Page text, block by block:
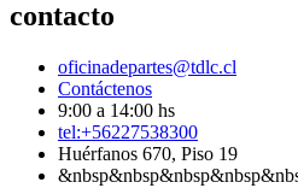
contacto
oficinadepartes@tdlc.cl
Contáctenos
9:00 a 14:00 hs
tel:+56227538300
Huérfanos 670, Piso 19